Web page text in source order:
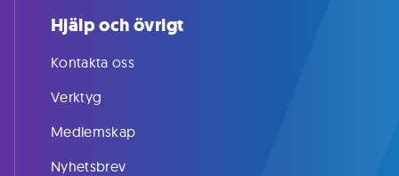
Hjälp och övrigt
Kontakta oss
Verktyg
Medlemskap
Nyhetsbrev